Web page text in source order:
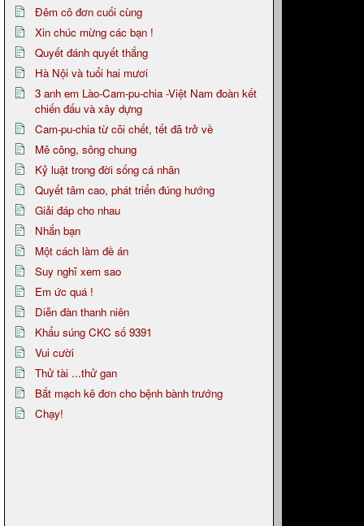
Đêm cô đơn cuối cùng
Xin chúc mừng các bạn !
Quyết đánh quyết thắng
Hà Nội và tuổi hai mươi
3 anh em Lào-Cam-pu-chia -Việt Nam đoàn kết
chiến đấu và xây dựng
Cam-pu-chia từ cõi chết, tết đã trở về
Mê công, sông chung
Kỷ luật trong đời sống cá nhân
Quyết tâm cao, phát triển đúng hướng
Giải đáp cho nhau
Nhắn bạn
Một cách làm đề án
Suy nghĩ xem sao
Em ức quá !
Diễn đàn thanh niên
Khẩu súng CKC số 9391
Vui cười
Thử tài ...thử gan
Bắt mạch kê đơn cho bệnh bành trướng
Chạy!